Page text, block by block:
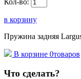
Кол-во:
в корзину
Пружина задняя
В корзине 0товаров
Что сделать?